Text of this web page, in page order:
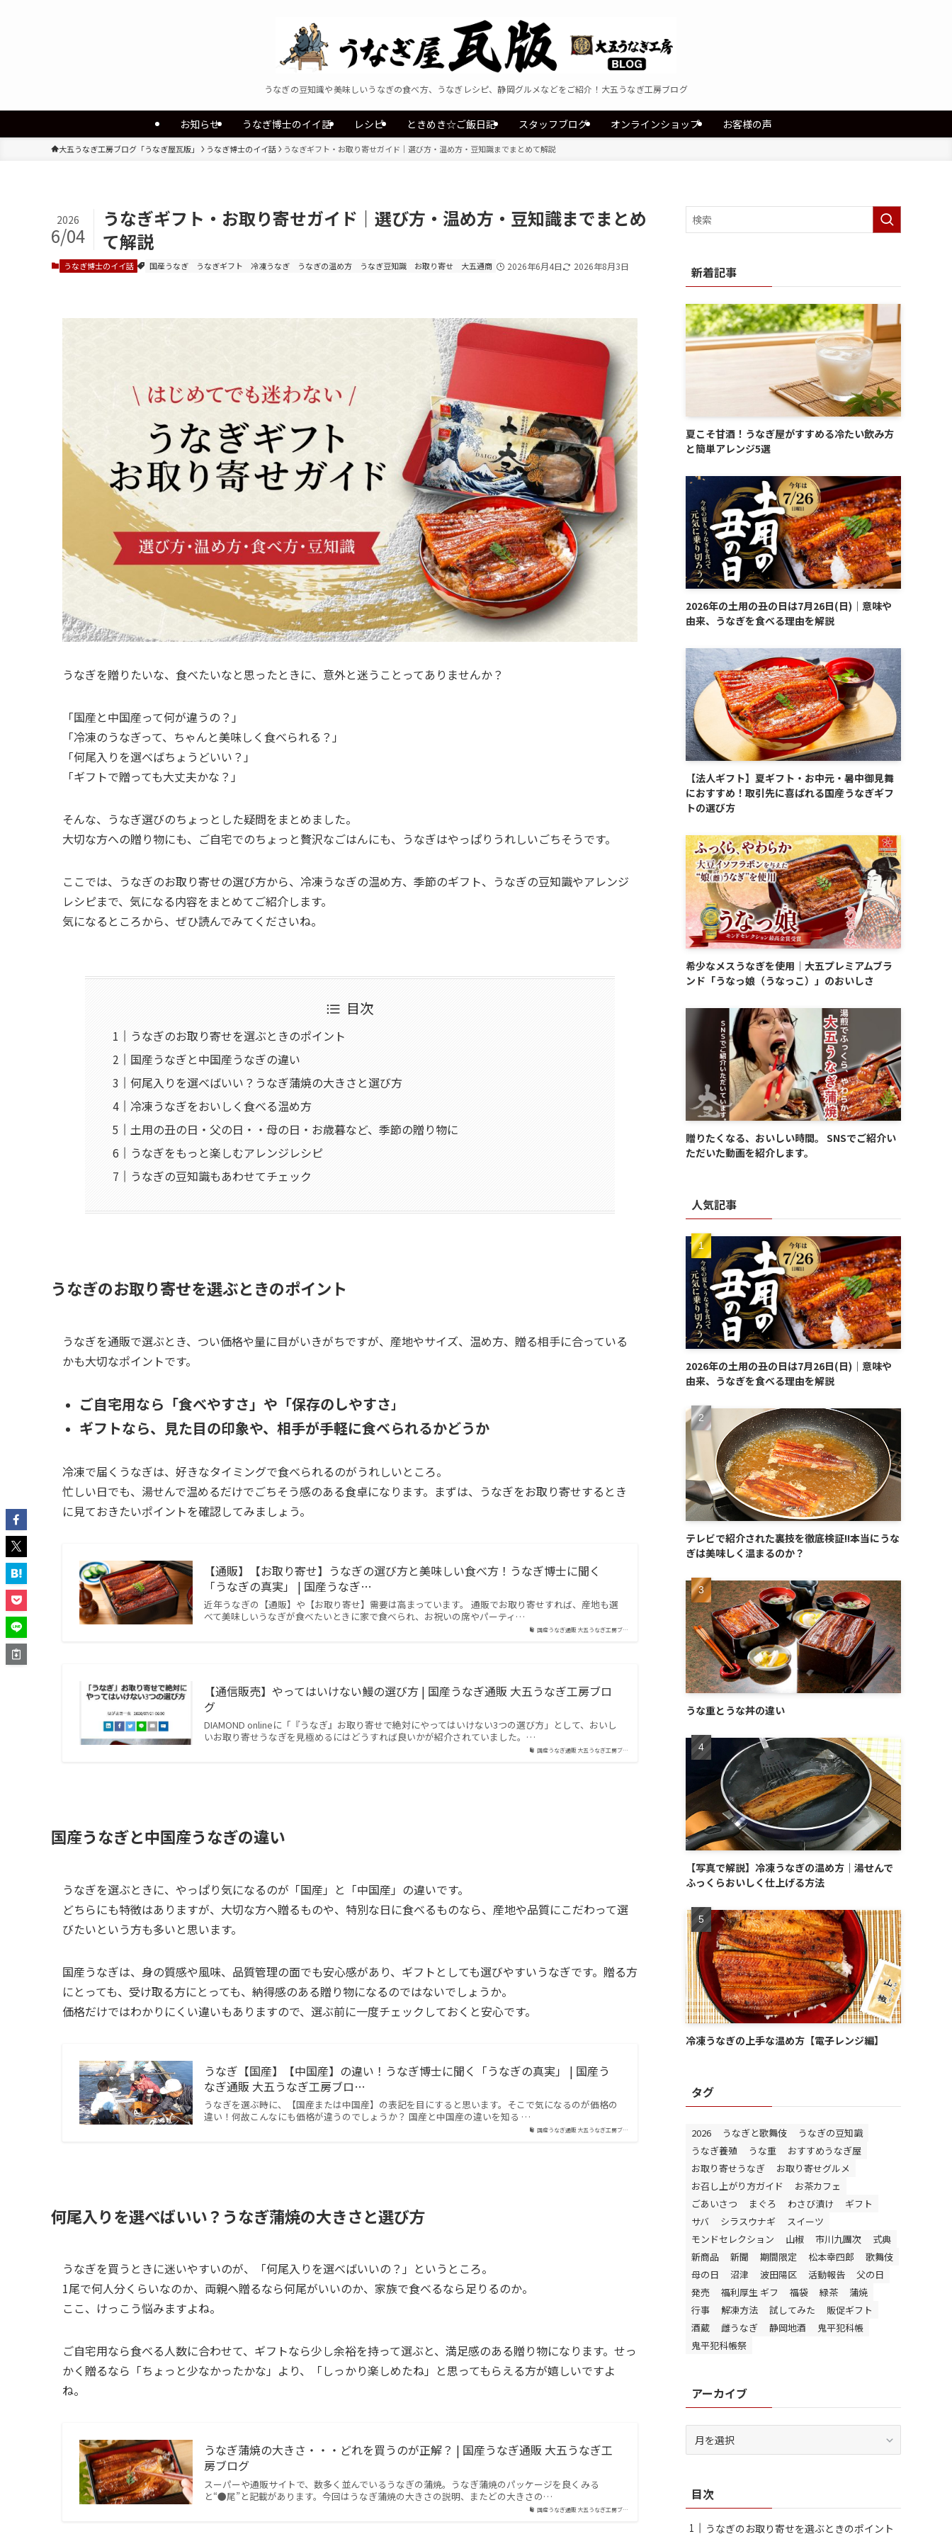
うなぎの豆知識や美味しいうなぎの食べ方、うなぎレシピ、静岡グルメなどをご紹介！大五うなぎ工房ブログ
お知らせ うなぎ博士のイイ話 レシピ ときめき☆ご飯日記 スタッフブログ オンラインショップ お客様の声
大五うなぎ工房ブログ「うなぎ屋瓦版」 うなぎ博士のイイ話 うなぎギフト・お取り寄せガイド｜選び方・温め方・豆知識までまとめて解説
うなぎギフト・お取り寄せガイド｜選び方・温め方・豆知識までまとめ
て解説
2026
6/04
うなぎ博士のイイ話 国産うなぎ うなぎギフト 冷凍うなぎ うなぎの温め方 うなぎ豆知識 お取り寄せ 大五通商 2026年6月4日 2026年8月3日
うなぎを贈りたいな、食べたいなと思ったときに、意外と迷うことってありませんか？
「国産と中国産って何が違うの？」
「冷凍のうなぎって、ちゃんと美味しく食べられる？」
「何尾入りを選べばちょうどいい？」
「ギフトで贈っても大丈夫かな？」
そんな、うなぎ選びのちょっとした疑問をまとめました。
大切な方への贈り物にも、ご自宅でのちょっと贅沢なごはんにも、うなぎはやっぱりうれしいごちそうです。
ここでは、うなぎのお取り寄せの選び方から、冷凍うなぎの温め方、季節のギフト、うなぎの豆知識やアレンジ
レシピまで、気になる内容をまとめてご紹介します。
気になるところから、ぜひ読んでみてくださいね。
目次
うなぎのお取り寄せを選ぶときのポイント
国産うなぎと中国産うなぎの違い
何尾入りを選べばいい？うなぎ蒲焼の大きさと選び方
冷凍うなぎをおいしく食べる温め方
土用の丑の日・父の日・・母の日・お歳暮など、季節の贈り物に
うなぎをもっと楽しむアレンジレシピ
うなぎの豆知識もあわせてチェック
うなぎのお取り寄せを選ぶときのポイント
うなぎを通販で選ぶとき、つい価格や量に目がいきがちですが、産地やサイズ、温め方、贈る相手に合っている
かも大切なポイントです。
ご自宅用なら「食べやすさ」や「保存のしやすさ」
ギフトなら、見た目の印象や、相手が手軽に食べられるかどうか
冷凍で届くうなぎは、好きなタイミングで食べられるのがうれしいところ。
忙しい日でも、湯せんで温めるだけでごちそう感のある食卓になります。まずは、うなぎをお取り寄せするとき
に見ておきたいポイントを確認してみましょう。
国産うなぎ通販 大五うなぎ工房ブ…
【通販】【お取り寄せ】うなぎの選び方と美味しい食べ方！うなぎ博士に聞く
「うなぎの真実」 | 国産うなぎ…
近年うなぎの【通販】や【お取り寄せ】需要は高まっています。 通販でお取り寄せすれば、産地も選
べて美味しいうなぎが食べたいときに家で食べられ、お祝いの席やパーティ…
国産うなぎ通販 大五うなぎ工房ブ…
【通信販売】やってはいけない鰻の選び方 | 国産うなぎ通販 大五うなぎ工房ブロ
グ
DIAMOND onlineに「『うなぎ』お取り寄せで絶対にやってはいけない3つの選び方」として、おいし
いお取り寄せうなぎを見極めるにはどうすれば良いかが紹介されていました。…
国産うなぎと中国産うなぎの違い
うなぎを選ぶときに、やっぱり気になるのが「国産」と「中国産」の違いです。
どちらにも特徴はありますが、大切な方へ贈るものや、特別な日に食べるものなら、産地や品質にこだわって選
びたいという方も多いと思います。
国産うなぎは、身の質感や風味、品質管理の面でも安心感があり、ギフトとしても選びやすいうなぎです。贈る方
にとっても、受け取る方にとっても、納得感のある贈り物になるのではないでしょうか。
価格だけではわかりにくい違いもありますので、選ぶ前に一度チェックしておくと安心です。
国産うなぎ通販 大五うなぎ工房ブ…
うなぎ【国産】【中国産】の違い！うなぎ博士に聞く「うなぎの真実」 | 国産う
なぎ通販 大五うなぎ工房ブロ…
うなぎを選ぶ時に、【国産または中国産】の表記を目にすると思います。そこで気になるのが価格の
違い！何故こんなにも価格が違うのでしょうか？ 国産と中国産の違いを知る …
何尾入りを選べばいい？うなぎ蒲焼の大きさと選び方
うなぎを買うときに迷いやすいのが、「何尾入りを選べばいいの？」というところ。
1尾で何人分くらいなのか、両親へ贈るなら何尾がいいのか、家族で食べるなら足りるのか。
ここ、けっこう悩みますよね。
ご自宅用なら食べる人数に合わせて、ギフトなら少し余裕を持って選ぶと、満足感のある贈り物になります。せっ
かく贈るなら「ちょっと少なかったかな」より、「しっかり楽しめたね」と思ってもらえる方が嬉しいですよ
ね。
国産うなぎ通販 大五うなぎ工房ブ…
うなぎ蒲焼の大きさ・・・どれを買うのが正解？ | 国産うなぎ通販 大五うなぎ工
房ブログ
スーパーや通販サイトで、数多く並んでいるうなぎの蒲焼。うなぎ蒲焼のパッケージを良くみる
と“●尾”と記載があります。今回はうなぎ蒲焼の大きさの説明、またどの大きさの…
新着記事
夏こそ甘酒！うなぎ屋がすすめる冷たい飲み方
と簡単アレンジ5選
2026年の土用の丑の日は7月26日(日)｜意味や
由来、うなぎを食べる理由を解説
【法人ギフト】夏ギフト・お中元・暑中御見舞
におすすめ！取引先に喜ばれる国産うなぎギフ
トの選び方
希少なメスうなぎを使用｜大五プレミアムブラ
ンド「うなっ娘（うなっこ）」のおいしさ
贈りたくなる、おいしい時間。 SNSでご紹介い
ただいた動画を紹介します。
人気記事
2026年の土用の丑の日は7月26日(日)｜意味や
由来、うなぎを食べる理由を解説
テレビで紹介された裏技を徹底検証!!本当にうな
ぎは美味しく温まるのか？
うな重とうな丼の違い
【写真で解説】冷凍うなぎの温め方｜湯せんで
ふっくらおいしく仕上げる方法
冷凍うなぎの上手な温め方【電子レンジ編】
タグ
2026 うなぎと歌舞伎
うなぎの豆知識
うなぎ養殖
うな重
おすすめうなぎ屋
お取り寄せうなぎ
お取り寄せグルメ
お召し上がり方ガイド
お茶カフェ
ごあいさつ
まぐろ わさび漬け
ギフト
サバ
シラスウナギ
スイーツ
モンドセレクション
山椒 市川九團次
式典
新商品
新聞 期間限定 松本幸四郎
歌舞伎
母の日
沼津 波田陽区 活動報告
父の日
発売
福利厚生 ギフ 福袋 緑茶
蒲焼
行事
解凍方法 試してみた
販促ギフト
酒蔵
雌うなぎ 静岡地酒
鬼平犯科帳
鬼平犯科帳祭
アーカイブ
ブ目次
うなぎのお取り寄せを選ぶときのポイント